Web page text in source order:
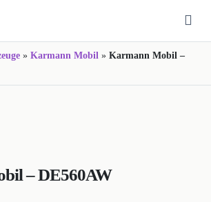
» Karmann Mobil » Karmann Mobil –
– DE560AW